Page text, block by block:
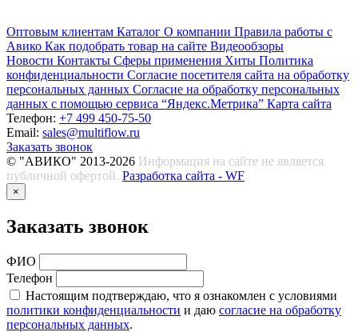
Оптовым клиентам Каталог О компании Правила работы с
Авико Как подобрать товар на сайте Видеообзоры
Новости Контакты Сферы применения Хиты Политика
конфиденциальности Согласие посетителя сайта на обработку
персональных данных Согласие на обработку персональных
данных с помощью сервиса “Яндекс.Метрика” Карта сайта
Телефон: +7 499 450-75-50
Email: sales@multiflow.ru
Заказать звонок
© "АВИКО" 2013-2026 Информация на сайте не является
публичной офертой. Разработка сайта - WF
×
Заказать звонок
ФИО
Телефон
Настоящим подтверждаю, что я ознакомлен с условиями
политики конфиденциальности и даю согласие на обработку
персональных данных.